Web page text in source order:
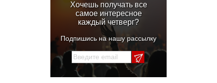
Хочешь получать все
самое интересное
каждый четверг?
Подпишись на нашу рассылку